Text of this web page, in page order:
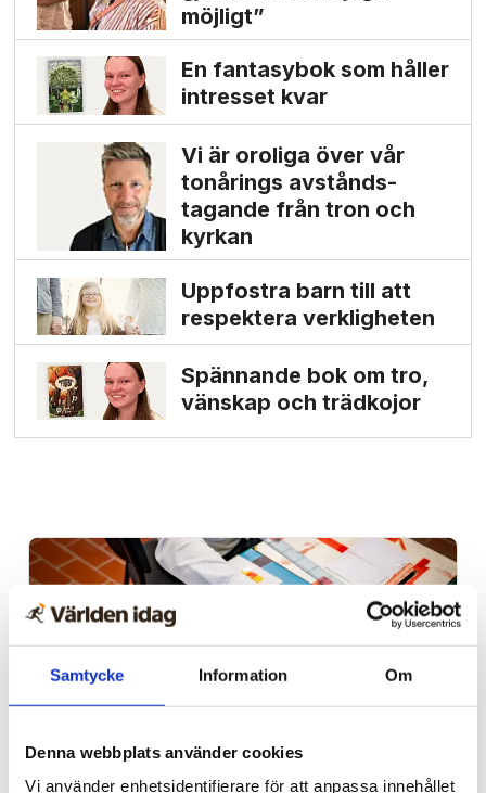
Samtycke Information Om
Denna webbplats använder cookies
Vi använder enhetsidentifierare för att anpassa innehållet
möjligt”
En fantasybok som håller
intresset kvar
Vi är oroliga över vår
tonårings avstånds­
tagande från tron och
kyrkan
Uppfostra barn till att
respektera verkligheten
Spännande bok om tro,
vänskap och trädkojor